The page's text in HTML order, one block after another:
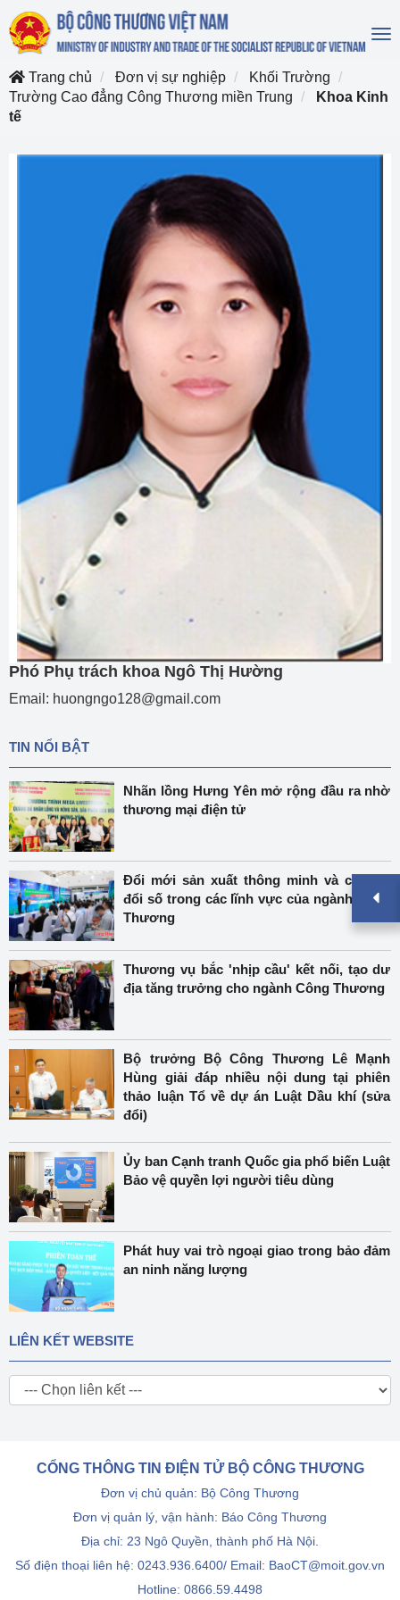
Trang chủ
Đơn vị sự nghiệp
Khối Trường
Trường Cao đẳng Công Thương miền Trung
Khoa Kinh
tế
Phó Phụ trách khoa Ngô Thị Hường
Email: huongngo128@gmail.com
TIN NỔI BẬT
Nhãn lồng Hưng Yên mở rộng đầu ra nhờ
thương mại điện tử
Đổi mới sản xuất thông minh và chuyển
đổi số trong các lĩnh vực của ngành Công
Thương
Thương vụ bắc 'nhịp cầu' kết nối, tạo dư
địa tăng trưởng cho ngành Công Thương
Bộ trưởng Bộ Công Thương Lê Mạnh
Hùng giải đáp nhiều nội dung tại phiên
thảo luận Tổ về dự án Luật Dầu khí (sửa
đổi)
Ủy ban Cạnh tranh Quốc gia phổ biến Luật
Bảo vệ quyền lợi người tiêu dùng
Phát huy vai trò ngoại giao trong bảo đảm
an ninh năng lượng
LIÊN KẾT WEBSITE
CỔNG THÔNG TIN ĐIỆN TỬ BỘ CÔNG THƯƠNG
Đơn vị chủ quản: Bộ Công Thương
Đơn vị quản lý, vận hành: Báo Công Thương
Địa chỉ: 23 Ngô Quyền, thành phố Hà Nội.
Số điện thoại liên hệ: 0243.936.6400/ Email: BaoCT@moit.gov.vn
Hotline: 0866.59.4498